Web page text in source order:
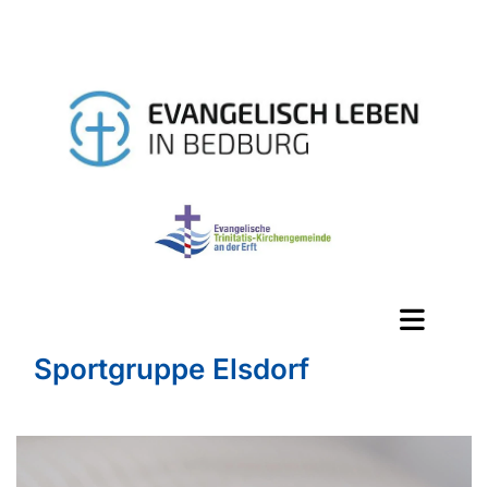
Sportgruppe Elsdorf